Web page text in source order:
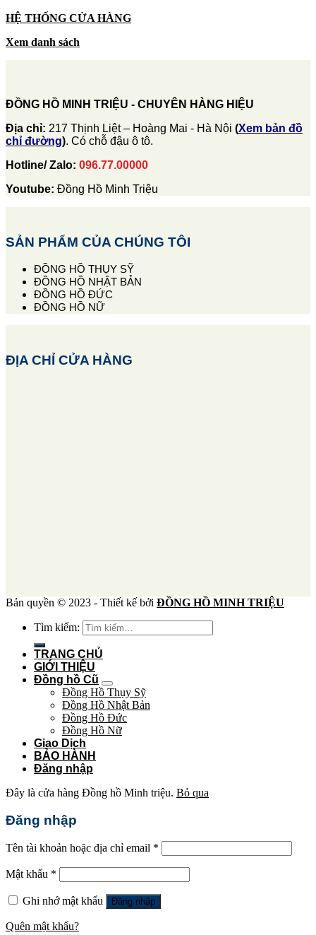
HỆ THỐNG CỬA HÀNG
Xem danh sách
ĐỒNG HỒ MINH TRIỆU - CHUYÊN HÀNG HIỆU
Địa chỉ: 217 Thịnh Liệt – Hoàng Mai - Hà Nội (Xem bản đồ
chỉ đường). Có chỗ đậu ô tô.
Hotline/ Zalo: 096.77.00000
Youtube: Đồng Hồ Minh Triệu
SẢN PHẨM CỦA CHÚNG TÔI
ĐỒNG HỒ THỤY SỸ
ĐỒNG HỒ NHẬT BẢN
ĐỒNG HỒ ĐỨC
ĐỒNG HỒ NỮ
ĐỊA CHỈ CỬA HÀNG
Bản quyền © 2023 - Thiết kế bởi ĐỒNG HỒ MINH TRIỆU
Tìm kiếm:
TRANG CHỦ
GIỚI THIỆU
Đồng hồ Cũ
Đồng Hồ Thụy Sỹ
Đồng Hồ Nhật Bản
Đồng Hồ Đức
Đồng Hồ Nữ
Giao Dịch
BẢO HÀNH
Đăng nhập
Đây là cửa hàng Đồng hồ Minh triệu. Bỏ qua
Đăng nhập
Tên tài khoản hoặc địa chỉ email *
Mật khẩu *
Ghi nhớ mật khẩu Đăng nhập
Quên mật khẩu?